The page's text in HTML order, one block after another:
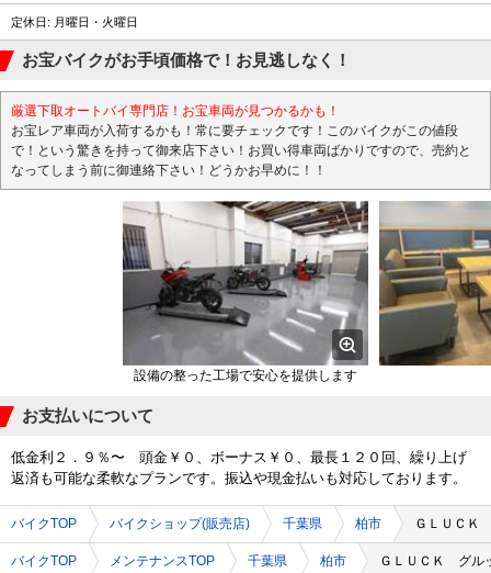
定休日: 月曜日・火曜日
お宝バイクがお手頃価格で！お見逃しなく！
厳選下取オートバイ専門店！お宝車両が見つかるかも！
お宝レア車両が入荷するかも！常に要チェックです！このバイクがこの値段
で！という驚きを持って御来店下さい！お買い得車両ばかりですので、売約と
なってしまう前に御連絡下さい！どうかお早めに！！
設備の整った工場で安心を提供します
お支払いについて
低金利２．９％〜 頭金￥０、ボーナス￥０、最長１２０回、繰り上げ
返済も可能な柔軟なプランです。振込や現金払いも対応しております。
バイクTOP バイクショップ(販売店) 千葉県 柏市 ＧＬＵＣＫ
バイクTOP メンテナンスTOP 千葉県 柏市 ＧＬＵＣＫ グル